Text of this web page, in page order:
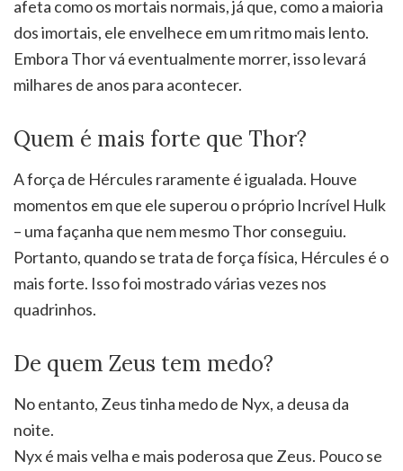
afeta como os mortais normais, já que, como a maioria
dos imortais, ele envelhece em um ritmo mais lento.
Embora Thor vá eventualmente morrer, isso levará
milhares de anos para acontecer.
Quem é mais forte que Thor?
A força de Hércules raramente é igualada. Houve
momentos em que ele superou o próprio Incrível Hulk
– uma façanha que nem mesmo Thor conseguiu.
Portanto, quando se trata de força física, Hércules é o
mais forte. Isso foi mostrado várias vezes nos
quadrinhos.
De quem Zeus tem medo?
No entanto, Zeus tinha medo de Nyx, a deusa da
noite.
Nyx é mais velha e mais poderosa que Zeus. Pouco se